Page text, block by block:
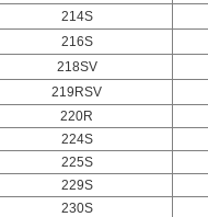
214S
216S
218SV
219RSV
220R
224S
225S
229S
230S